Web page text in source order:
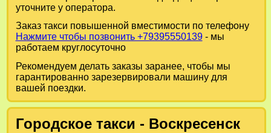
уточните у оператора.
Заказ такси повышенной вместимости по телефону
Нажмите чтобы позвонить +79395550139- мы
работаем круглосуточно
Рекомендуем делать заказы заранее, чтобы мы
гарантированно зарезервировали машину для
вашей поездки.
Городское такси - Воскресенск